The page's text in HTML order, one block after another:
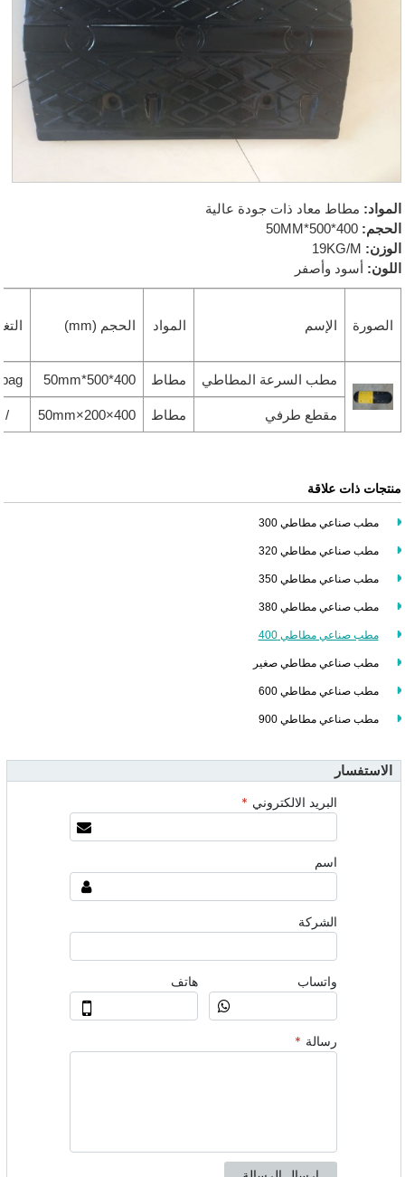
المواد: مطاط معاد ذات جودة عالية
الحجم: 400*500*50MM
الوزن:
اللون: أسود وأصفر
الصورة الإسم المواد الحجم (mm)
مطب السرعة المطاطي مطاط 400*500*50mm
مقطع طرفي مطاط 400×200×50mm
/
منتجات ذات علاقة
مطب صناعي مطاطي 300
مطب صناعي مطاطي 320
مطب صناعي مطاطي 350
مطب صناعي مطاطي 380
مطب صناعي مطاطي 400
مطب صناعي مطاطي صغير
مطب صناعي مطاطي 600
مطب صناعي مطاطي 900
الاستفسار